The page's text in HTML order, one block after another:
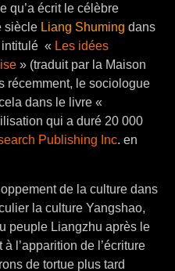
qu’a écrit le célèbre
siècle Liang Shuming dans
intitulé « Les idées
» (traduit par la Maison
récemment, le sociologue
dans le livre «
qui a duré 20 000
Publishing Inc. en
de la culture dans
la culture Yangshao,
peuple Liangzhu après le
l’apparition de l’écriture
de tortue plus tard